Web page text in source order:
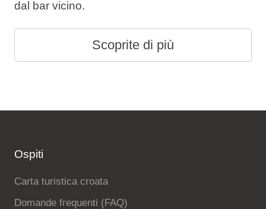
dal bar vicino.
Scoprite di più
Ospiti
Carta turistica croata
Domande frequenti (FAQ)